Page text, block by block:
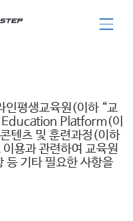
인평생교육원(이하 “교
Platform(이
텐츠 및 훈련과정(이하
용과 관련하여 교육원
등 기타 필요한 사항을